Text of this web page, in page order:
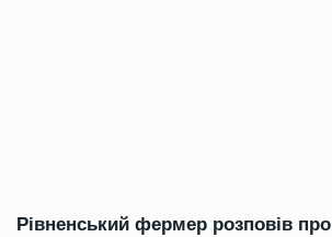
Рівненський фермер розповів про